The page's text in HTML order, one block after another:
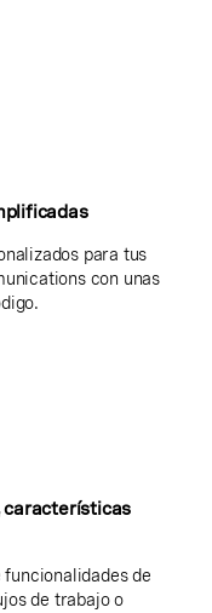
para tus
con unas
características
de
de trabajo o